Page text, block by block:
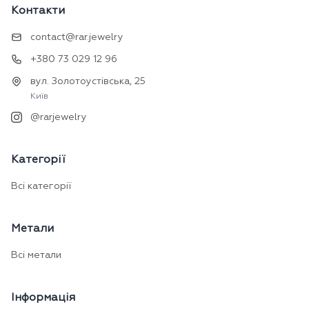
Контакти
contact@rar.jewelry
+380 73 029 12 96
вул. Золотоустівська, 25
Київ
@rarjewelry
Категорії
Всі категорії
Метали
Всі метали
Інформація